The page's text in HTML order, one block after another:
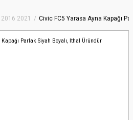
2021 Civic FC5 Yarasa Ayna Kapağı